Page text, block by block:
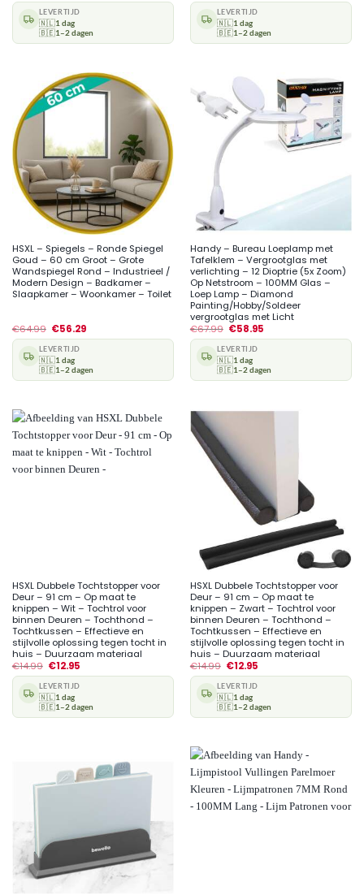
LEVERTIJD
🇳🇱1 dag
🇧🇪1–2 dagen
LEVERTIJD
🇳🇱1 dag
🇧🇪1–2 dagen
HSXL – Spiegels – Ronde Spiegel
Goud – 60 cm Groot – Grote
Wandspiegel Rond – Industrieel /
Modern Design – Badkamer –
Slaapkamer – Woonkamer – Toilet
€64.99 €56.29
LEVERTIJD
🇳🇱1 dag
🇧🇪1–2 dagen
Handy – Bureau Loeplamp met
Tafelklem – Vergrootglas met
verlichting – 12 Dioptrie (5x Zoom)
Op Netstroom – 100MM Glas –
Loep Lamp – Diamond
Painting/Hobby/Soldeer
vergrootglas met Licht
€67.99 €58.95
LEVERTIJD
🇳🇱1 dag
🇧🇪1–2 dagen
HSXL Dubbele Tochtstopper voor
Deur – 91 cm – Op maat te
knippen – Wit – Tochtrol voor
binnen Deuren – Tochthond –
Tochtkussen – Effectieve en
stijlvolle oplossing tegen tocht in
huis – Duurzaam materiaal
€14.99 €12.95
LEVERTIJD
🇳🇱1 dag
🇧🇪1–2 dagen
HSXL Dubbele Tochtstopper voor
Deur – 91 cm – Op maat te
knippen – Zwart – Tochtrol voor
binnen Deuren – Tochthond –
Tochtkussen – Effectieve en
stijlvolle oplossing tegen tocht in
huis – Duurzaam materiaal
€14.99 €12.95
LEVERTIJD
🇳🇱1 dag
🇧🇪1–2 dagen